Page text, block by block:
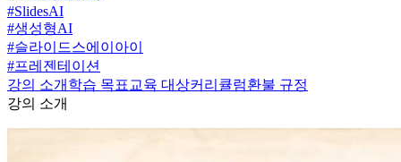
#SlidesAI
#생성형AI
#슬라이드스에이아이
#프레젠테이션
강의 소개 학습 목표 교육 대상커리큘럼환불 규정
강의 소개